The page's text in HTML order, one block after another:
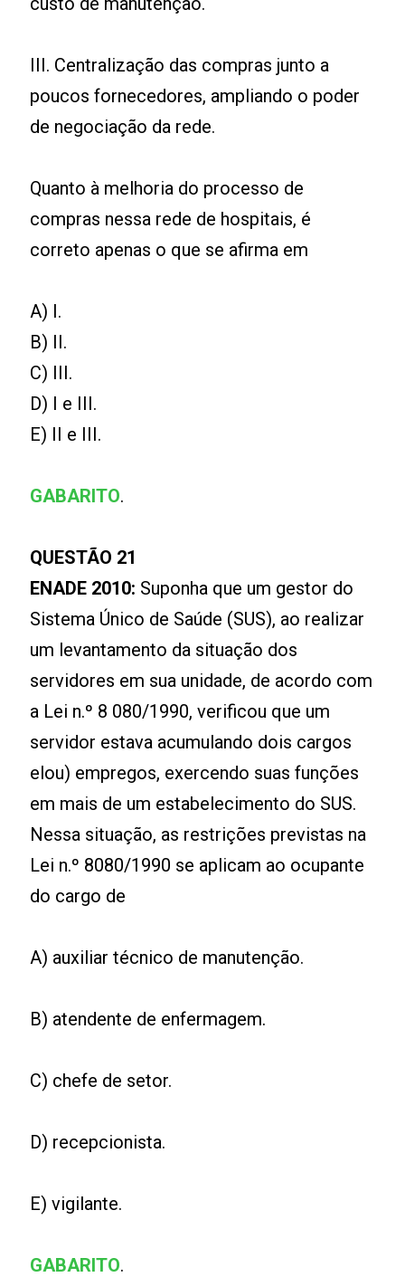
III. Centralização das compras junto a
poucos fornecedores, ampliando o poder
de negociação da rede.
Quanto à melhoria do processo de
compras nessa rede de hospitais, é
correto apenas o que se afirma em
A) I.
B) II.
C) III.
D) I e III.
E) II e III.
GABARITO.
QUESTÃO 21
ENADE 2010: Suponha que um gestor do
Sistema Único de Saúde (SUS), ao realizar
um levantamento da situação dos
servidores em sua unidade, de acordo com
a Lei n.º 8 080/1990, verificou que um
servidor estava acumulando dois cargos
elou) empregos, exercendo suas funções
em mais de um estabelecimento do SUS.
Nessa situação, as restrições previstas na
Lei n.º 8080/1990 se aplicam ao ocupante
do cargo de
A) auxiliar técnico de manutenção.
B) atendente de enfermagem.
C) chefe de setor.
D) recepcionista.
E) vigilante.
GABARITO.